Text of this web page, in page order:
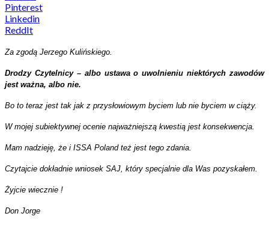
Pinterest
Linkedin
ReddIt
Za zgodą Jerzego Kulińskiego.
Drodzy Czytelnicy – albo ustawa o uwolnieniu niektórych zawodów
jest ważna, albo nie.
Bo to teraz jest tak jak z przysłowiowym byciem lub nie byciem w ciąży.
W mojej subiektywnej ocenie najważniejszą kwestią jest konsekwencja.
Mam nadzieję, że i ISSA Poland też jest tego zdania.
Czytajcie dokładnie wniosek SAJ, który specjalnie dla Was pozyskałem.
Żyjcie wiecznie !
Don Jorge